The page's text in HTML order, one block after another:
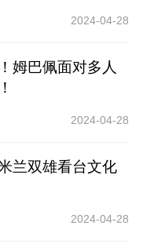
2024-04-28
姆巴佩面对多人
2024-04-28
兰双雄看台文化
2024-04-28